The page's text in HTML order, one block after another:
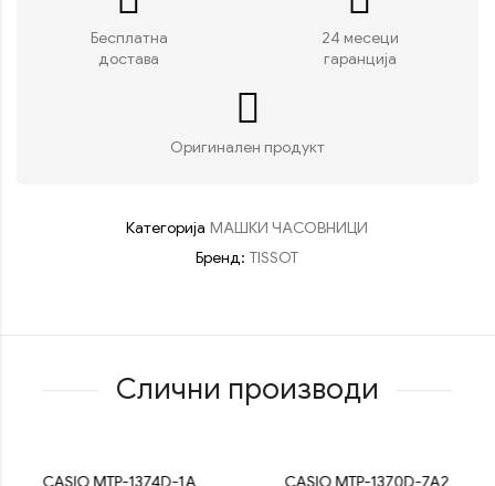
Бесплатна
достава
24 месеци
гаранција
Оригинален продукт
Категорија МАШКИ ЧАСОВНИЦИ
Бренд: TISSOT
Слични производи
CASIO MTP-1374D-1A CASIO MTP-1370D-7A2